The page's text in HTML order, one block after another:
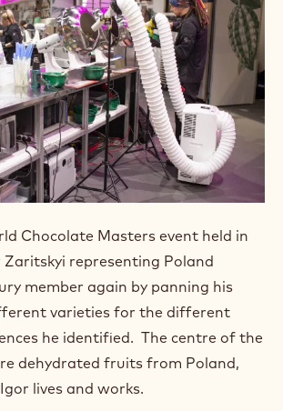
Chocolate Masters event held in
Zaritskyi representing Poland
member again by panning his
varieties for the different
he identified.⁠ ⁠ The centre of the
dehydrated fruits from Poland,
lives and works.